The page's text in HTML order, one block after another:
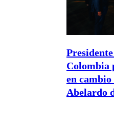
Colombia
en cambio
Abelardo